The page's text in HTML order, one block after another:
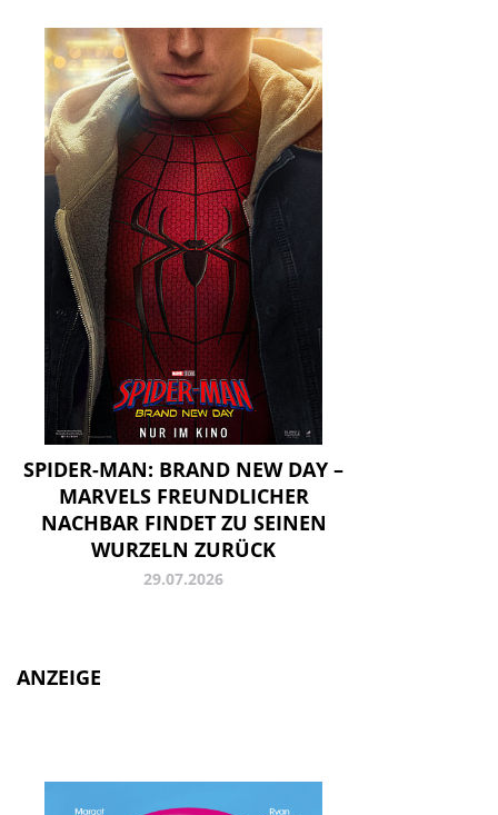
SPIDER-MAN: BRAND NEW DAY –
MARVELS FREUNDLICHER
NACHBAR FINDET ZU SEINEN
WURZELN ZURÜCK
29.07.2026
ANZEIGE